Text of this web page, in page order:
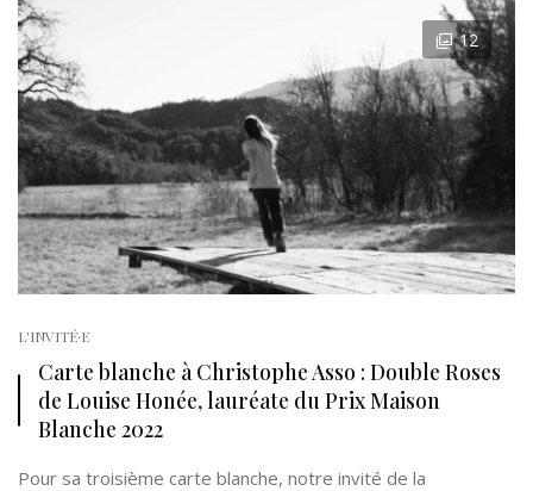
12
L'INVITÉ·E
Carte blanche à Christophe Asso : Double Roses
de Louise Honée, lauréate du Prix Maison
Blanche 2022
Pour sa troisième carte blanche, notre invité de la